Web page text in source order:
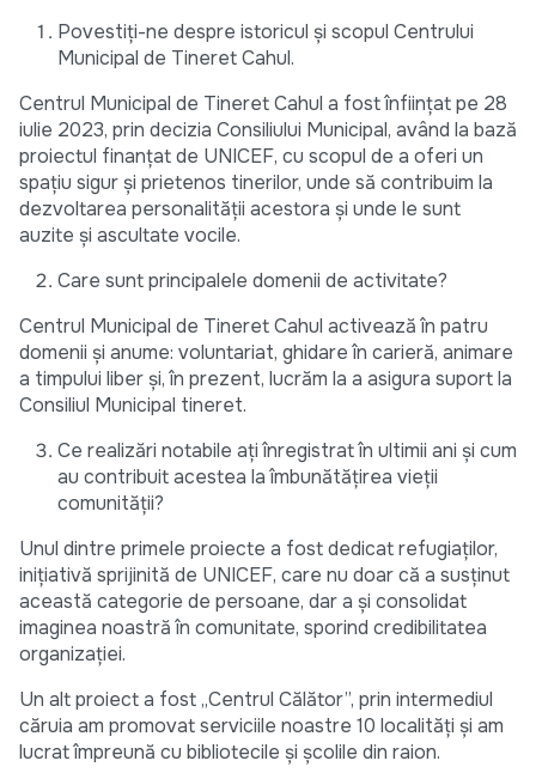
Povestiți-ne despre istoricul și scopul Centrului
Municipal de Tineret Cahul.
Centrul Municipal de Tineret Cahul a fost înființat pe 28
iulie 2023, prin decizia Consiliului Municipal, având la bază
proiectul finanțat de UNICEF, cu scopul de a oferi un
spațiu sigur și prietenos tinerilor, unde să contribuim la
dezvoltarea personalității acestora și unde le sunt
auzite și ascultate vocile.
Care sunt principalele domenii de activitate?
Centrul Municipal de Tineret Cahul activează în patru
domenii și anume: voluntariat, ghidare în carieră, animare
a timpului liber și, în prezent, lucrăm la a asigura suport la
Consiliul Municipal tineret.
Ce realizări notabile ați înregistrat în ultimii ani și cum
au contribuit acestea la îmbunătățirea vieții
comunității?
Unul dintre primele proiecte a fost dedicat refugiaților,
inițiativă sprijinită de UNICEF, care nu doar că a susținut
această categorie de persoane, dar a și consolidat
imaginea noastră în comunitate, sporind credibilitatea
organizației.
Un alt proiect a fost „Centrul Călător”, prin intermediul
căruia am promovat serviciile noastre 10 localități și am
lucrat împreună cu bibliotecile și școlile din raion.